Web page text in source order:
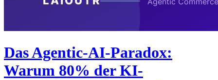
Das Agentic-AI-Paradox:
Warum 80% der KI-